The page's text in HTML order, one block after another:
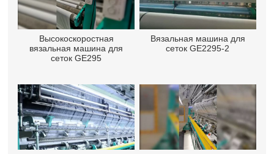
Высокоскоростная
вязальная машина для
сеток GE295
Вязальная машина для
сеток GE2295-2